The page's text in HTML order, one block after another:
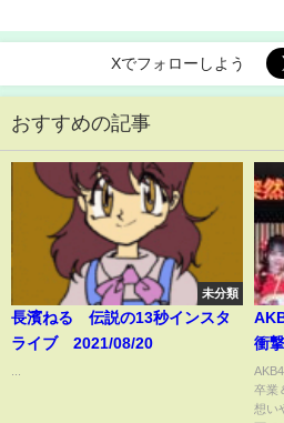
Xでフォローしよう
おすすめの記事
未分類
長濱ねる 伝説の13秒インスタ
ライブ 2021/08/20
衝
め |
卒業
想い